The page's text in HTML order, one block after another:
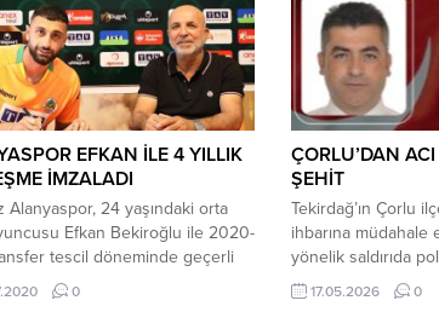
eşitliği yakaladı. 41’de Denswil,
ekibi bir kez...
tamamlandı.
aylarında bu aşıyı
sunmayı
bulundu.
EFKAN İLE 4 YILLIK
İMZALADI
Alanyaspor, 24 yaşındaki orta
Efkan Bekiroğlu ile 2020-
tescil döneminde geçerli
1 yılı opsiyonlu olmak üzere
sözleşme imzaladı. İmza
0
ÇORLU’DAN
ŞEHİT
Tekirdağ’ın Çorlu
ihbarına
yönelik saldırıda
Koç ve Erkan
Reşadiye Mahallesi
17.05.2026 0